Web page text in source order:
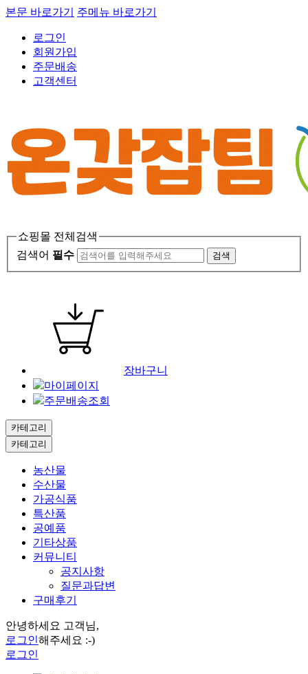
본문 바로가기 주메뉴 바로가기
로그인
회원가입
주문배송
고객센터
쇼핑몰 전체검색
검색어 필수 검색
장바구니
마이페이지
주문배송조회
카테고리
카테고리
농산물
수산물
가공식품
특산품
공예품
기타상품
커뮤니티
공지사항
질문과답변
구매후기
안녕하세요 고객님,
로그인해주세요 :-)
로그인